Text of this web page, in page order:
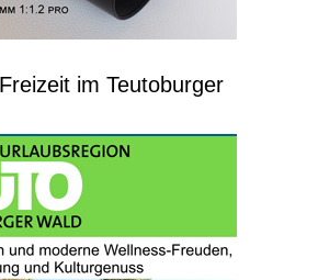
im Teutoburger